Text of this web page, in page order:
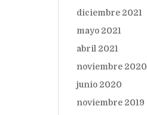
diciembre 2021
mayo 2021
abril 2021
noviembre 2020
junio 2020
noviembre 2019